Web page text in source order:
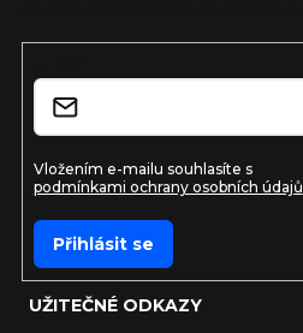
UŽITEČNÉ ODKAZY
Vložením e-mailu souhlasíte s
podmínkami ochrany osobních údajů
Přihlásit se